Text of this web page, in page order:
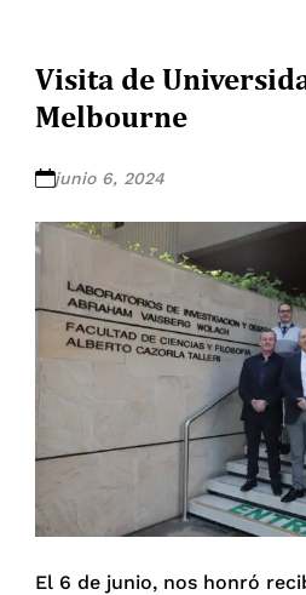
Visita de
Melbourne
junio 6, 2024
El 6 de junio, nos honró